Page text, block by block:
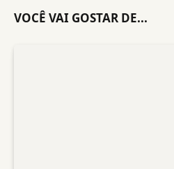
VOCÊ VAI GOSTAR DE...